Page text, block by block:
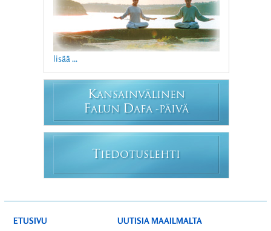
lisää ...
KANSAINVÄLINEN
FALUN DAFA -PÄIVÄ
TIEDOTUSLEHTI
ETUSIVU
UUTISIA MAAILMALTA